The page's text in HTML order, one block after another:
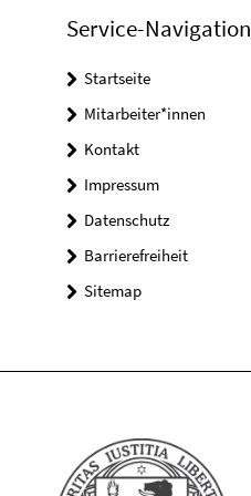
Service-Navigation
Startseite
Mitarbeiter*innen
Kontakt
Impressum
Datenschutz
Barrierefreiheit
Sitemap